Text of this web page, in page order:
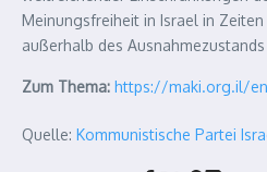
Meinungsfreiheit in Israel in
außerhalb des Ausnahmezustands
Zum Thema: https://maki.org.il/
Quelle: Kommunistische Partei